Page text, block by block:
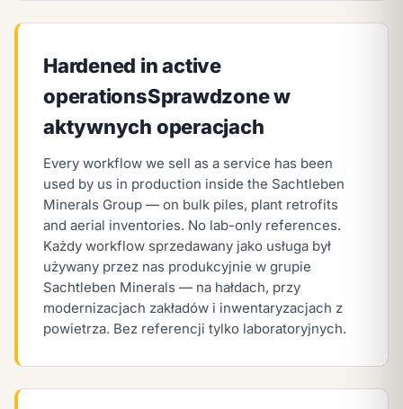
Hardened in active
operationsSprawdzone w
aktywnych operacjach
Every workflow we sell as a service has been
used by us in production inside the Sachtleben
Minerals Group — on bulk piles, plant retrofits
and aerial inventories. No lab-only references.
Każdy workflow sprzedawany jako usługa był
używany przez nas produkcyjnie w grupie
Sachtleben Minerals — na hałdach, przy
modernizacjach zakładów i inwentaryzacjach z
powietrza. Bez referencji tylko laboratoryjnych.